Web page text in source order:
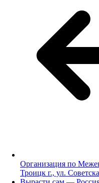
Организация по
Троицк г., ул.